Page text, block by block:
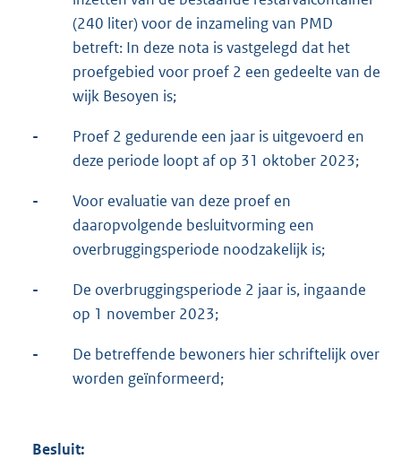
(240 liter) voor de inzameling van PMD
betreft: In deze nota is vastgelegd dat het
proefgebied voor proef 2 een gedeelte van de
wijk Besoyen is;
-
Proef 2 gedurende een jaar is uitgevoerd en
deze periode loopt af op 31 oktober 2023;
-
Voor evaluatie van deze proef en
daaropvolgende besluitvorming een
overbruggingsperiode noodzakelijk is;
-
De overbruggingsperiode 2 jaar is, ingaande
op 1 november 2023;
-
De betreffende bewoners hier schriftelijk over
worden geïnformeerd;
Besluit: